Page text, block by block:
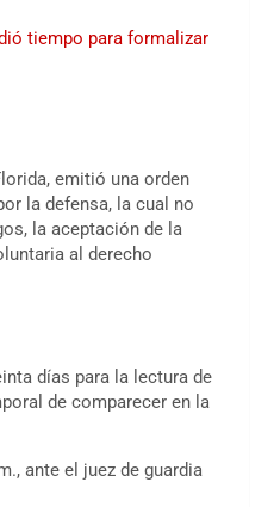
tiempo para formalizar
emitió una orden
la defensa, la cual no
la aceptación de la
al derecho
días para la lectura de
de comparecer en la
ante el juez de guardia